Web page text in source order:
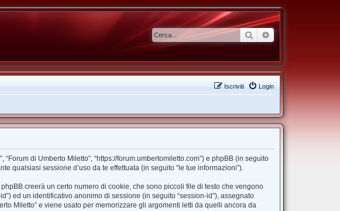
Cerca Ricerca avanzata
Login
Iscriviti
di Umberto Miletto”, “https://forum.umbertomiletto.com”) e phpBB (in seguito
qualsiasi sessione d’uso da te effettuata (in seguito “le tue informazioni”).
creerà un certo numero di cookie, che sono piccoli file di testo che vengono
ed un identificativo anonimo di sessione (in seguito “session-id”), assegnato
Miletto” e viene usato per memorizzare gli argomenti letti da quelli ancora da